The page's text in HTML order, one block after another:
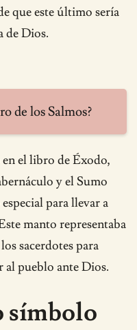
que este último sería
de Dios.
de los Salmos?
el libro de Éxodo,
y el Sumo
para llevar a
manto representaba
sacerdotes para
al pueblo ante Dios.
símbolo